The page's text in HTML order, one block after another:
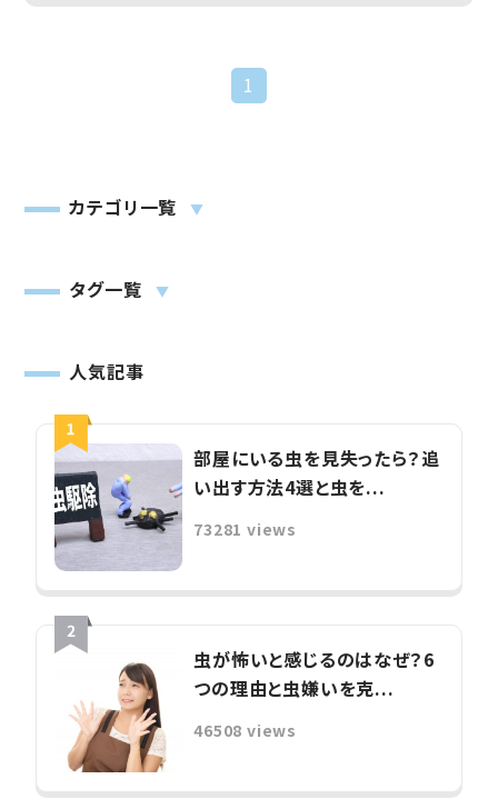
1
カテゴリ一覧 ▼
タグ一覧 ▼
人気記事
部屋にいる虫を見失ったら？追
い出す方法4選と虫を...
73281 views
虫が怖いと感じるのはなぜ？6
つの理由と虫嫌いを克...
46508 views